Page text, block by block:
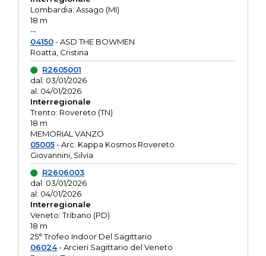
Lombardia: Assago (MI)
18 m
--
04150- ASD THE BOWMEN
Roatta, Cristina
R2605001
dal: 03/01/2026
al: 04/01/2026
Interregionale
Trento: Rovereto (TN)
18 m
MEMORIAL VANZO
05005- Arc. Kappa Kosmos Rovereto
Giovannini, Silvia
R2606003
dal: 03/01/2026
al: 04/01/2026
Interregionale
Veneto: Tribano (PD)
18 m
25° Trofeo Indoor Del Sagittario
06024- Arcieri Sagittario del Veneto